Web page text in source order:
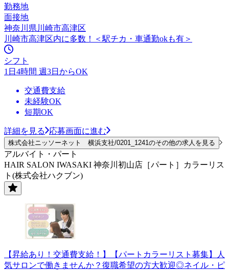
勤務地
面接地
神奈川県川崎市高津区
川崎市高津区内に多数！＜駅チカ・車通勤okも有＞
シフト
1日4時間 週3日からOK
交通費支給
未経験OK
短期OK
詳細を見る 応募画面に進む
株式会社ニッソーネット 横浜支社/0201_1241のその他の求人を見る
アルバイト・パート
HAIR SALON IWASAKI 神奈川初山店［パート］カラーリス
ト(株式会社ハクブン)
【昇給あり！交通費支給！】【パートカラーリスト募集】人
気サロンで働きませんか？復職希望の方大歓迎◎ネイル・ピ